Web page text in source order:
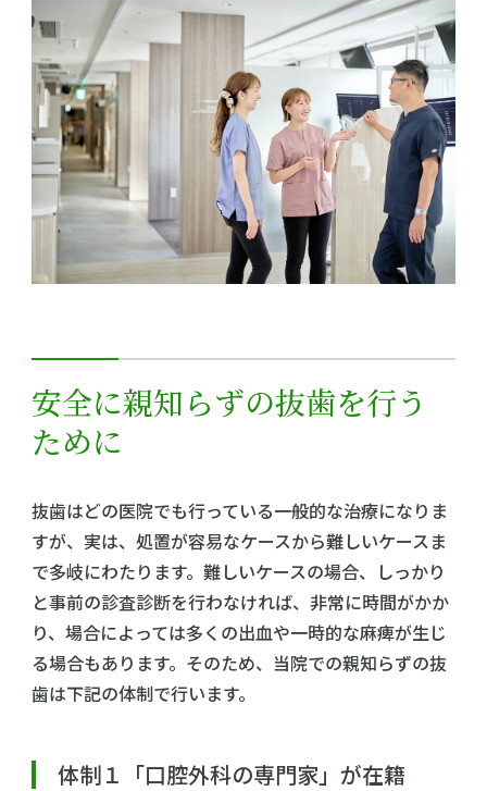
安全に親知らずの抜歯を行う
ために
抜歯はどの医院でも行っている一般的な治療になりま
すが、実は、処置が容易なケースから難しいケースま
で多岐にわたります。難しいケースの場合、しっかり
と事前の診査診断を行わなければ、非常に時間がかか
り、場合によっては多くの出血や一時的な麻痺が生じ
る場合もあります。そのため、当院での親知らずの抜
歯は下記の体制で行います。
体制１「口腔外科の専門家」が在籍